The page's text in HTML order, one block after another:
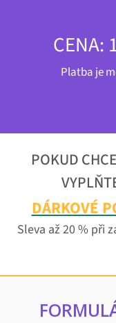
CENA:
Platba je
POKUD
DÁRKOVÉ
Sleva až 20 % při